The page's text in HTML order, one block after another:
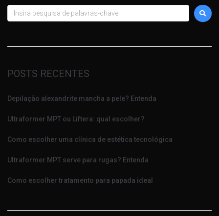
POSTS RECENTES
Depilação alexandrite mancha a pele? Entenda
Ultraformer MPT ou Liftera: qual escolher?
Como escolher uma clínica de estética tecnológica
Ultraformer MPT serve para rugas? Entenda
Como escolher tratamento para papada ideal